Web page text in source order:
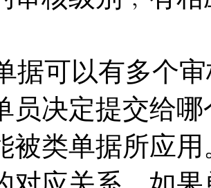
据可以有多个
员决定提交给
被类单据所应